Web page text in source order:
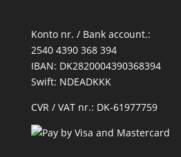
Konto nr. / Bank account.:
2540 4390 368 394
IBAN: DK2820004390368394
Swift: NDEADKKK
CVR / VAT nr.: DK-61977759